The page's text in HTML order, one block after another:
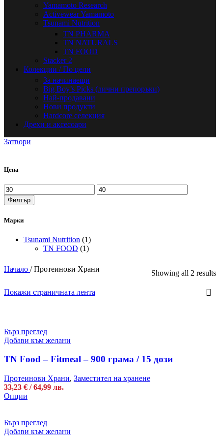
Yamamoto Research
Activewear Yamamoto
Tsunami Nutrition
TN PHARMA
TN NATURALS
TN FOOD
Stacker 2
Колекции / По цели
За начинаещи
Big Boy’s Picks (лични препоръки)
Най-продавани
Нови продукти
Hardcore селекция
Дрехи и аксесоари
Затвори
Цена
Минимална
цена
Максимална
цена
Филтър
Марки
Tsunami Nutrition (1)
TN FOOD (1)
Начало / Протеинови Храни Showing all 2 results
Покажи страничната лента
Бърз преглед
Добави към желани
TN Food – Fitmeal – 900 грама / 15 дози
Протеинови Храни, Заместител на хранене
33,23 € / 64,99 лв.
Опции
multiple
variants.
Бърз преглед
Добави към желани